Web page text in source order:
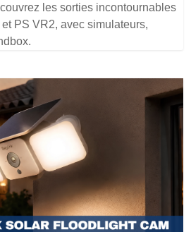
les sorties incontournables
PS VR2, avec simulateurs,